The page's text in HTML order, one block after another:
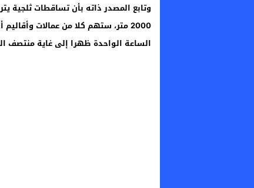
2000 متر، ستهم كلا من عمالات
الساعة الواحدة ظهرا إلى غاية منتصف